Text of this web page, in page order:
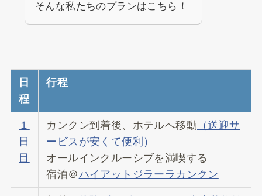
そんな私たちのプランはこちら！
日
程
行程
１
日
目
カンクン到着後、ホテルへ移動 （送迎サ
ービスが安くて便利）
オールインクルーシブを満喫する
宿泊＠ハイアットジラーラカンクン